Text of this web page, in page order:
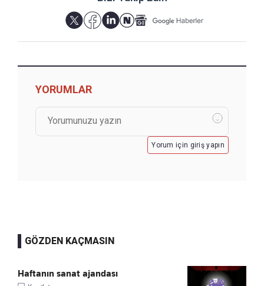
YORUMLAR
Yorum için giriş yapın
GÖZDEN KAÇMASIN
Haftanın sanat ajandası